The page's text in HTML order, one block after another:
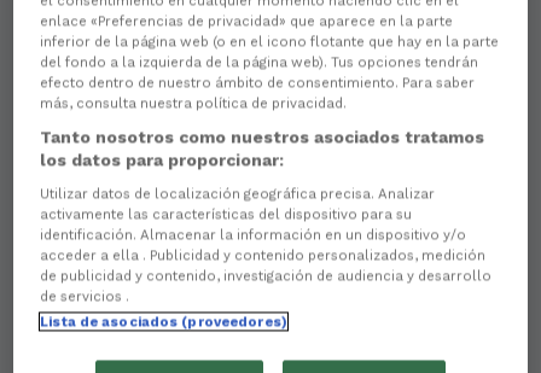
Aún no hay reacciones. ¡Sé el primero!
El Racing Club Ferrol cumple 105 años de historia
correspondiente a la octava jornada de LALIGA
Hypermotion.A las dos de la tarde arrancará una
confrontaciónen la que el equipo ferrolano busca
conseguir la primera victoria de la campaña.
Sin novedades en el equipo repecto al último
choque,Cristóbal Parralo contará de nuevo con
las bajas por lesión de Eric, Brais Martínez, Aitor
Buñuel y Nacho Sánchez.
enlace «Preferencias de privacidad» que aparece en la parte
inferior de la página web (o en el icono flotante que hay en la parte
del fondo a la izquierda de la página web). Tus opciones tendrán
efecto dentro de nuestro ámbito de consentimiento. Para saber
más, consulta nuestra política de privacidad.
Tanto nosotros como nuestros asociados tratamos
los datos para proporcionar:
Utilizar datos de localización geográfica precisa. Analizar
activamente las características del dispositivo para su
identificación. Almacenar la información en un dispositivo y/o
acceder a ella . Publicidad y contenido personalizados, medición
de publicidad y contenido, investigación de audiencia y desarrollo
de servicios .
Lista de asociados (proveedores)